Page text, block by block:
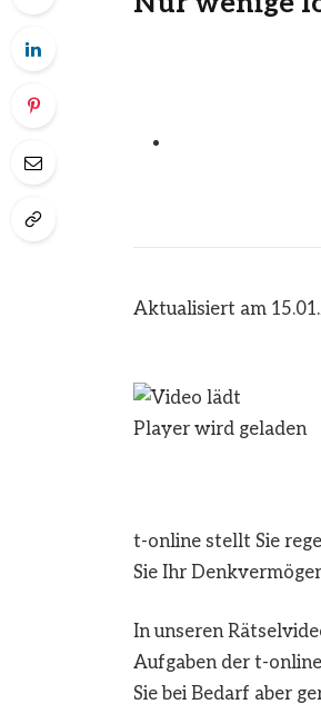
Aktualisiert am
Player wird geladen
t-online stellt Sie
Sie Ihr
In unseren
Aufgaben der t-
Sie bei Bedarf aber